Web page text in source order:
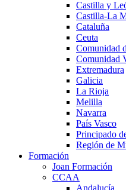
Castilla y
Castilla-La
Cataluña
Ceuta
Comunidad
Comunidad
Extremadura
Galicia
La Rioja
Melilla
Navarra
País Vasco
Principado
Región de
Formación
Joan Formación
CCAA
Andalucía